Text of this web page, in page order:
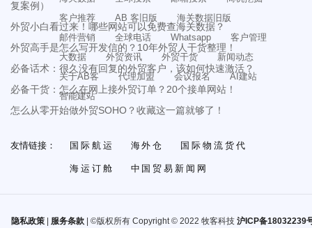
复案例）
外贸小白看过来！哪些网站可以免费查海关数据？
外贸高手是怎么写开发信的？10年外贸人干货整理！
必备话术：很久没有回复的外贸客户，该如何快速激活？
必备干货：怎么在网上接外贸订单？20个接单网站！
怎么从零开始做外贸SOHO？收藏这一篇就够了！
客户推荐
AB 客旧版
海关数据旧版
邮件营销
全球电话 Whatsapp
客户管理
大数据
外贸资讯 外贸干货
新闻动态
关于AB客
代理加盟 会议报名
AI建站
智能建站
友情链接： 国际航运 海外仓 国际物流货代
海运订舱 中国贸易新闻网
隐私政策| 服务条款| ©版权所有 Copyright © 2022 牧客科技 沪ICP备18032239